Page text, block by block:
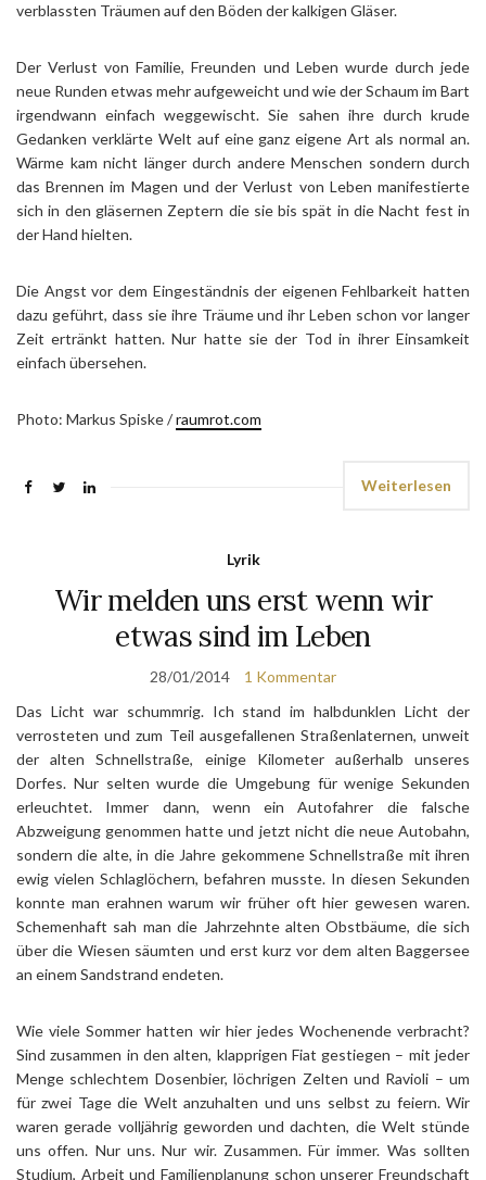
verblassten Träumen auf den Böden der kalkigen Gläser.
Der Verlust von Familie, Freunden und Leben wurde durch jede
neue Runden etwas mehr aufgeweicht und wie der Schaum im Bart
irgendwann einfach weggewischt. Sie sahen ihre durch krude
Gedanken verklärte Welt auf eine ganz eigene Art als normal an.
Wärme kam nicht länger durch andere Menschen sondern durch
das Brennen im Magen und der Verlust von Leben manifestierte
sich in den gläsernen Zeptern die sie bis spät in die Nacht fest in
der Hand hielten.
Die Angst vor dem Eingeständnis der eigenen Fehlbarkeit hatten
dazu geführt, dass sie ihre Träume und ihr Leben schon vor langer
Zeit ertränkt hatten. Nur hatte sie der Tod in ihrer Einsamkeit
einfach übersehen.
Photo: Markus Spiske /raumrot.com
Weiterlesen
Lyrik
Wir melden uns erst wenn wir
etwas sind im Leben
28/01/2014
1 Kommentar
Das Licht war schummrig. Ich stand im halbdunklen Licht der
verrosteten und zum Teil ausgefallenen Straßenlaternen, unweit
der alten Schnellstraße, einige Kilometer außerhalb unseres
Dorfes. Nur selten wurde die Umgebung für wenige Sekunden
erleuchtet. Immer dann, wenn ein Autofahrer die falsche
Abzweigung genommen hatte und jetzt nicht die neue Autobahn,
sondern die alte, in die Jahre gekommene Schnellstraße mit ihren
ewig vielen Schlaglöchern, befahren musste. In diesen Sekunden
konnte man erahnen warum wir früher oft hier gewesen waren.
Schemenhaft sah man die Jahrzehnte alten Obstbäume, die sich
über die Wiesen säumten und erst kurz vor dem alten Baggersee
an einem Sandstrand endeten.
Wie viele Sommer hatten wir hier jedes Wochenende verbracht?
Sind zusammen in den alten, klapprigen Fiat gestiegen – mit jeder
Menge schlechtem Dosenbier, löchrigen Zelten und Ravioli – um
für zwei Tage die Welt anzuhalten und uns selbst zu feiern. Wir
waren gerade volljährig geworden und dachten, die Welt stünde
uns offen. Nur uns. Nur wir. Zusammen. Für immer. Was sollten
Studium, Arbeit und Familienplanung schon unserer Freundschaft